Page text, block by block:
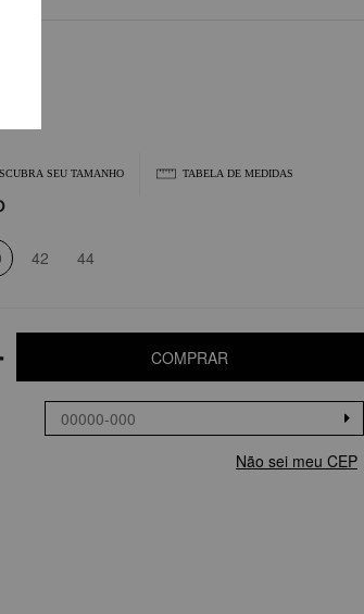
SEU TAMANHO TABELA DE MEDIDAS
42 44
COMPRAR
Não sei meu CEP